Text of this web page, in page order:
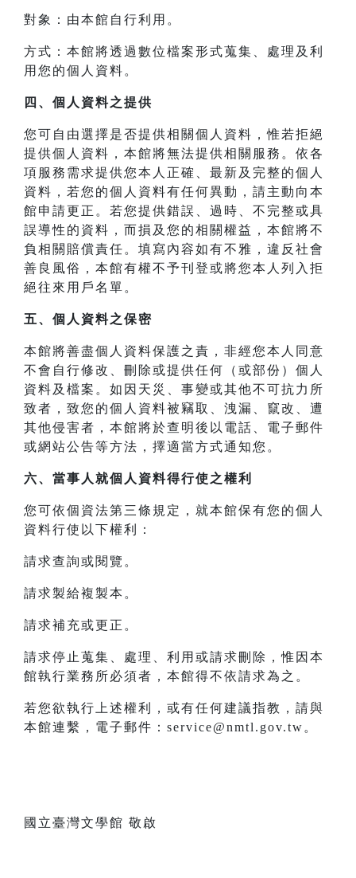
對象：由本館自行利用。
方式：本館將透過數位檔案形式蒐集、處理及利
用您的個人資料。
四、 個人資料之提供
您可自由選擇是否提供相關個人資料，惟若拒絕
提供個人資料，本館將無法提供相關服務。依各
項服務需求提供您本人正確、最新及完整的個人
資料，若您的個人資料有任何異動，請主動向本
館申請更正。若您提供錯誤、過時、不完整或具
誤導性的資料，而損及您的相關權益，本館將不
負相關賠償責任。填寫內容如有不雅，違反社會
善良風俗，本館有權不予刊登或將您本人列入拒
絕往來用戶名單。
五、個人資料之保密
本館將善盡個人資料保護之責，非經您本人同意
不會自行修改、刪除或提供任何（或部份）個人
資料及檔案。如因天災、事變或其他不可抗力所
致者，致您的個人資料被竊取、洩漏、竄改、遭
其他侵害者，本館將於查明後以電話、電子郵件
或網站公告等方法，擇適當方式通知您。
六、當事人就個人資料得行使之權利
您可依個資法第三條規定，就本館保有您的個人
資料行使以下權利：
請求查詢或閱覽。
請求製給複製本。
請求補充或更正。
請求停止蒐集、處理、利用或請求刪除，惟因本
館執行業務所必須者，本館得不依請求為之。
若您欲執行上述權利，或有任何建議指教，請與
本館連繫，電子郵件：service@nmtl.gov.tw。
國立臺灣文學館 敬啟